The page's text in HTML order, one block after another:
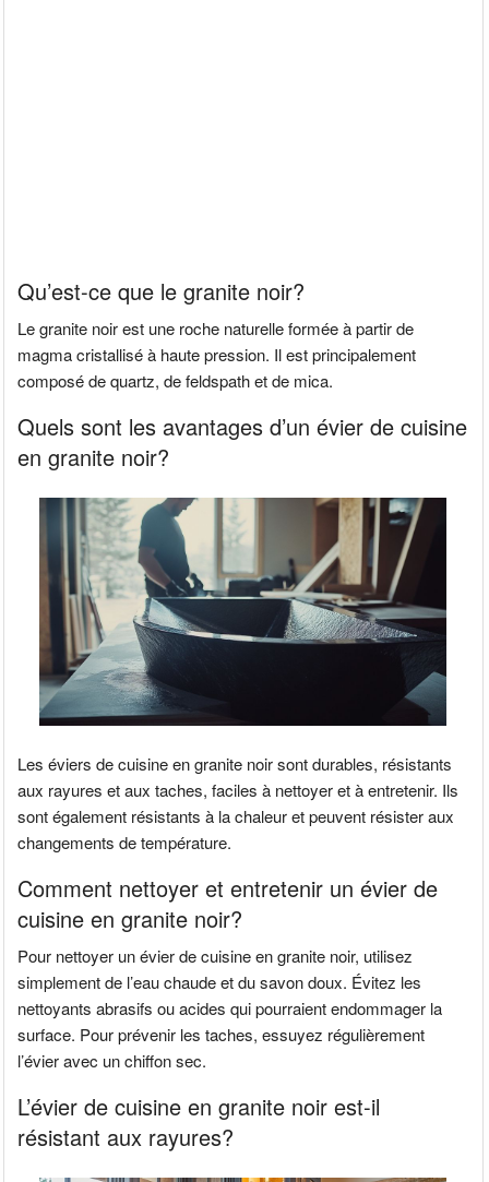
Qu’est-ce que le granite noir?
Le granite noir est une roche naturelle formée à partir de
magma cristallisé à haute pression. Il est principalement
composé de quartz, de feldspath et de mica.
Quels sont les avantages d’un évier de cuisine
en granite noir?
Les éviers de cuisine en granite noir sont durables, résistants
aux rayures et aux taches, faciles à nettoyer et à entretenir. Ils
sont également résistants à la chaleur et peuvent résister aux
changements de température.
Comment nettoyer et entretenir un évier de
cuisine en granite noir?
Pour nettoyer un évier de cuisine en granite noir, utilisez
simplement de l’eau chaude et du savon doux. Évitez les
nettoyants abrasifs ou acides qui pourraient endommager la
surface. Pour prévenir les taches, essuyez régulièrement
l’évier avec un chiffon sec.
L’évier de cuisine en granite noir est-il
résistant aux rayures?